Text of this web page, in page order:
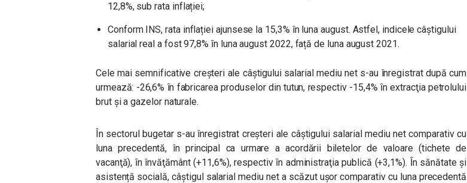
12,8%, sub rata inflației;
Conform INS, rata inflației ajunsese la 15,3% în luna august. Astfel, indicele câştigului
salarial real a fost 97,8% ȋn luna august 2022, față de luna august 2021.
Cele mai semnificative creșteri ale câștigului salarial mediu net s-au înregistrat după cum
urmează: -26,6% ȋn fabricarea produselor din tutun, respectiv -15,4% ȋn extracţia petrolului
brut şi a gazelor naturale.
În sectorul bugetar s-au înregistrat creşteri ale câştigului salarial mediu net comparativ cu
luna precedentă, în principal ca urmare a acordării biletelor de valoare (tichete de
vacanţă), ȋn învăţământ (+11,6%), respectiv ȋn administraţia publică (+3,1%). Ȋn sănătate şi
asistență socială, câștigul salarial mediu net a scăzut ușor comparativ cu luna precedentă